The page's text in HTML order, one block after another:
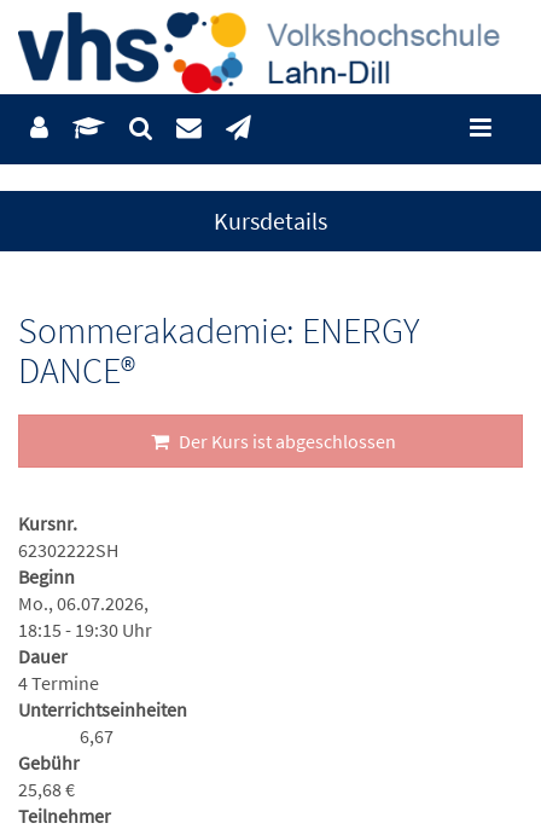
Kursdetails
Sommerakademie: ENERGY
DANCE®
Der Kurs ist abgeschlossen
Kursnr.
62302222SH
Beginn
Mo., 06.07.2026,
18:15 - 19:30 Uhr
Dauer
4 Termine
Unterrichtseinheiten
6,67
Gebühr
25,68 €
Teilnehmer